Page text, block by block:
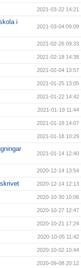
2021-03-22 14:21
i
2021-03-04 09:09
2021-02-26 09:33
2021-02-18 14:38
2021-02-04 13:57
2021-01-25 13:05
2021-01-22 14:42
2021-01-19 11:44
2021-01-18 14:07
2021-01-18 10:29
2021-01-14 12:40
2020-12-14 13:54
2020-12-14 12:13
2020-10-30 10:06
2020-10-27 12:47
2020-10-21 17:24
2020-10-05 11:42
2020-10-02 10:44
2020-09-08 20:12